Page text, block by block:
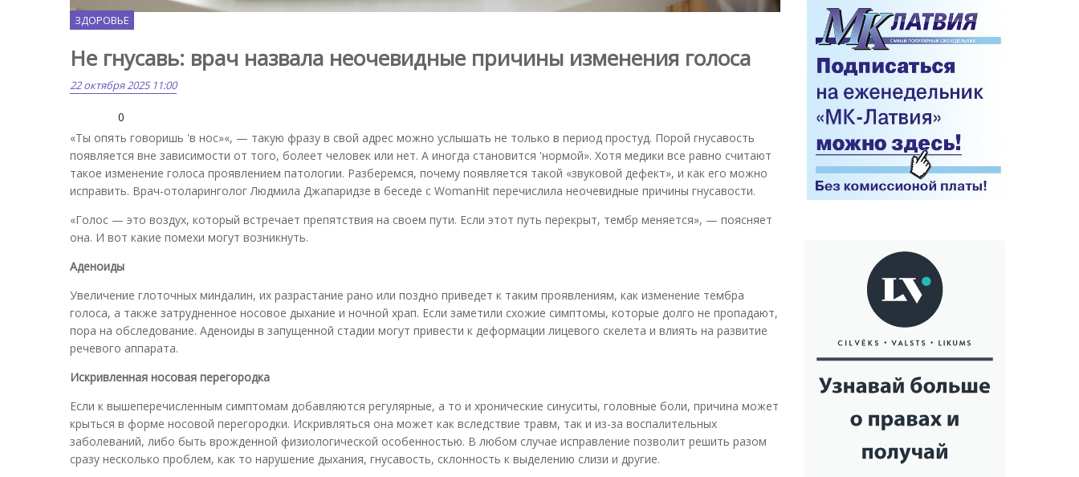
Freepik.com
ЗДОРОВЬЕ
Не гнусавь: врач назвала неочевидные причины изменения голоса
22 октября 2025 11:00
0
«Ты опять говоришь 'в нос»«, — такую фразу в свой адрес можно услышать не только в период простуд. Порой гнусавость
появляется вне зависимости от того, болеет человек или нет. А иногда становится 'нормой». Хотя медики все равно считают
такое изменение голоса проявлением патологии. Разберемся, почему появляется такой «звуковой дефект», и как его можно
исправить. Врач-отоларинголог Людмила Джапаридзе в беседе с WomanHit перечислила неочевидные причины гнусавости.
«Голос — это воздух, который встречает препятствия на своем пути. Если этот путь перекрыт, тембр меняется», — поясняет
она. И вот какие помехи могут возникнуть.
Аденоиды
Увеличение глоточных миндалин, их разрастание рано или поздно приведет к таким проявлениям, как изменение тембра
голоса, а также затрудненное носовое дыхание и ночной храп. Если заметили схожие симптомы, которые долго не пропадают,
пора на обследование. Аденоиды в запущенной стадии могут привести к деформации лицевого скелета и влиять на развитие
речевого аппарата.
Искривленная носовая перегородка
Если к вышеперечисленным симптомам добавляются регулярные, а то и хронические синуситы, головные боли, причина может
крыться в форме носовой перегородки. Искривляться она может как вследствие травм, так и из-за воспалительных
заболеваний, либо быть врожденной физиологической особенностью. В любом случае исправление позволит решить разом
сразу несколько проблем, как то нарушение дыхания, гнусавость, склонность к выделению слизи и другие.